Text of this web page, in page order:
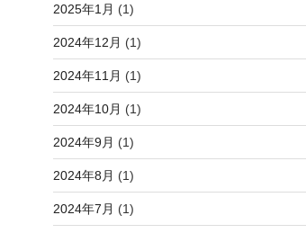
2025年1月 (1)
2024年12月 (1)
2024年11月 (1)
2024年10月 (1)
2024年9月 (1)
2024年8月 (1)
2024年7月 (1)